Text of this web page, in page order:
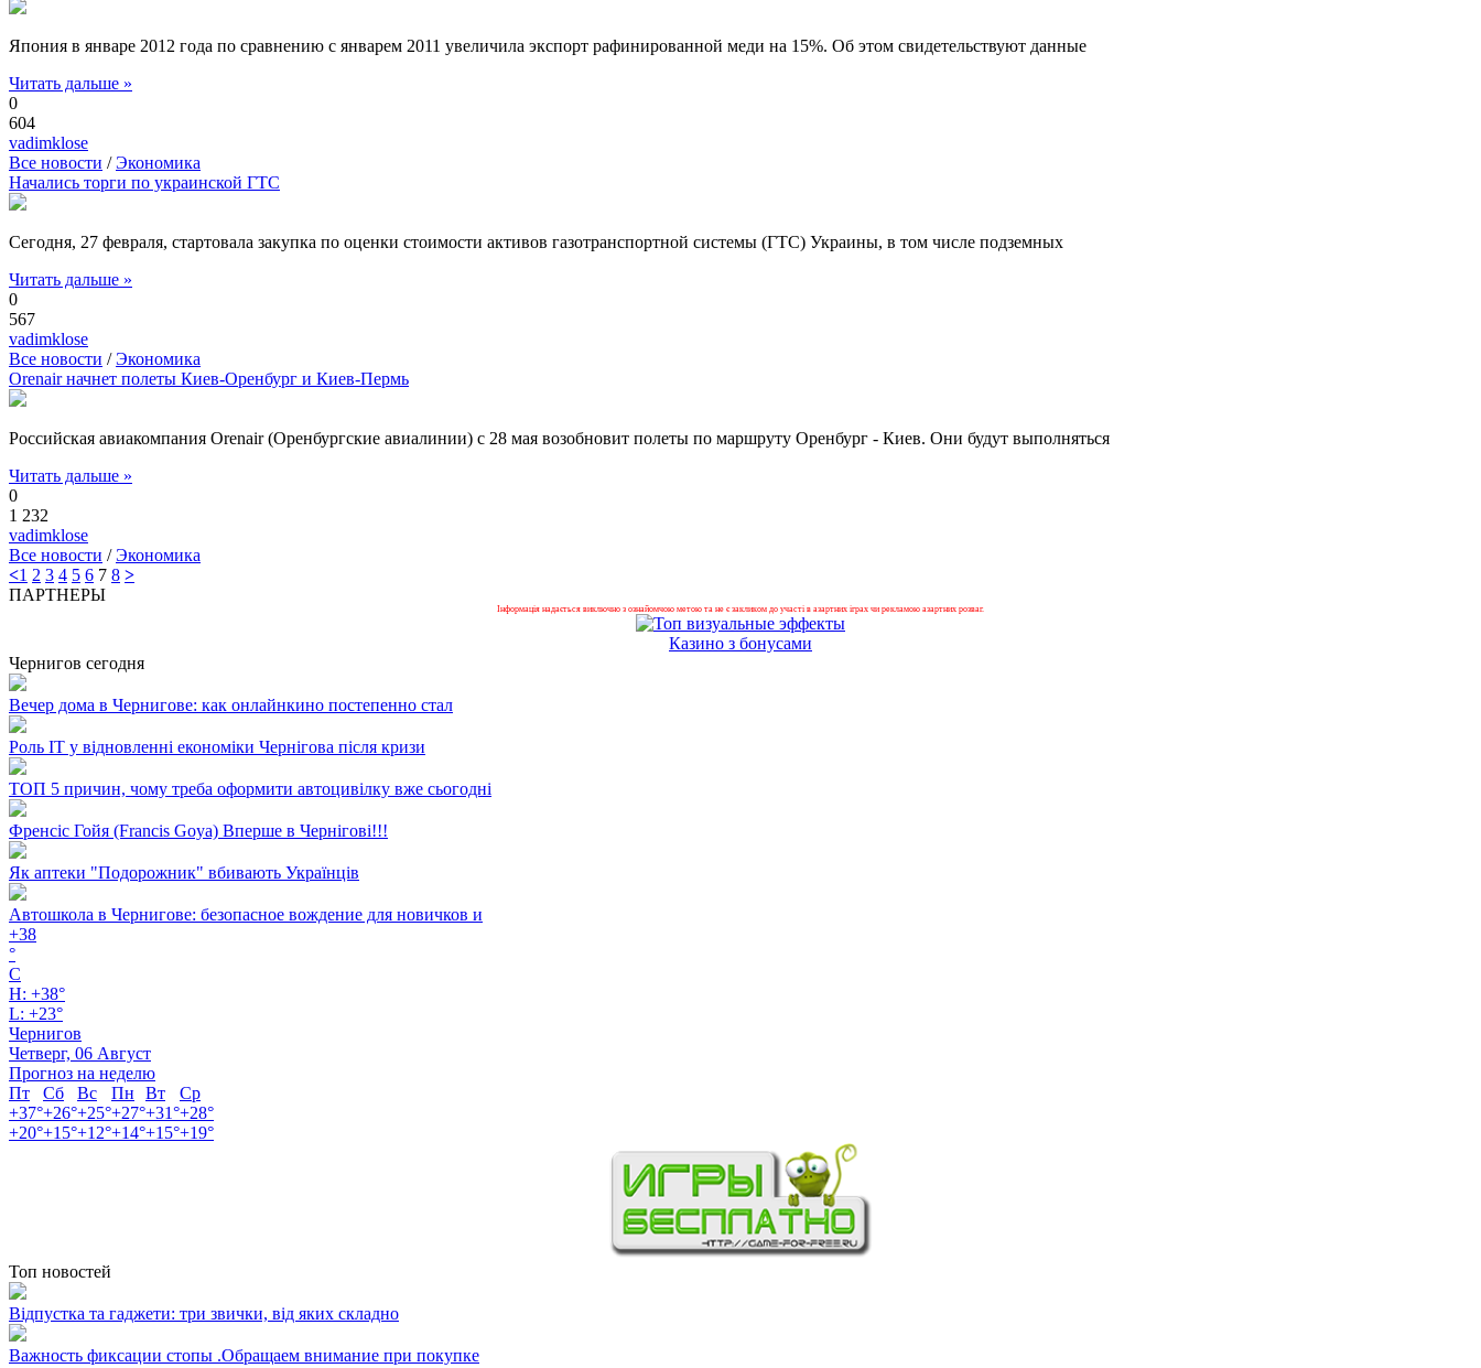
Япония в январе 2012 года по сравнению с январем 2011 увеличила экспорт рафинированной меди на 15%. Об этом свидетельствуют данные
Читать дальше »
0
604
vadimklose
Все новости /Экономика
Начались торги по украинской ГТС
Сегодня, 27 февраля, стартовала закупка по оценки стоимости активов газотранспортной системы (ГТС) Украины, в том числе подземных
Читать дальше »
0
567
vadimklose
Все новости /Экономика
Orenair начнет полеты Киев-Оренбург и Киев-Пермь
Российская авиакомпания Orenair (Оренбургские авиалинии) с 28 мая возобновит полеты по маршруту Оренбург - Киев. Они будут выполняться
Читать дальше »
0
1 232
vadimklose
Все новости /Экономика
<1 2 3 4 5 6 7 8 >
ПАРТНЕРЫ
Інформація надається виключно з ознайомчою метою та не є закликом до участі в азартних іграх чи рекламою азартних розваг.
Казино з бонусами
Чернигов сегодня
Вечер дома в Чернигове: как онлайнкино постепенно стал
Роль ІТ у відновленні економіки Чернігова після кризи
ТОП 5 причин, чому треба оформити автоцивілку вже сьогодні
Френсіс Гойя (Francis Goya) Вперше в Чернігові!!!
Як аптеки "Подорожник" вбивають Українців
Автошкола в Чернигове: безопасное вождение для новичков и
+38
°
C
H: +38°
L: +23°
Чернигов
Четверг, 06 Август
Прогноз на неделю
Пт
Сб Вс Пн Вт
Ср
+37°+26°+25°+27°+31°+28°
+20°+15°+12°+14°+15°+19°
Топ новостей
Відпустка та гаджети: три звички, від яких складно
Важность фиксации стопы .Обращаем внимание при покупке